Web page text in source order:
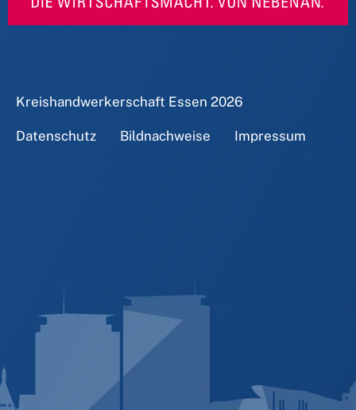
Kreishandwerkerschaft Essen 2026
Datenschutz Bildnachweise Impressum